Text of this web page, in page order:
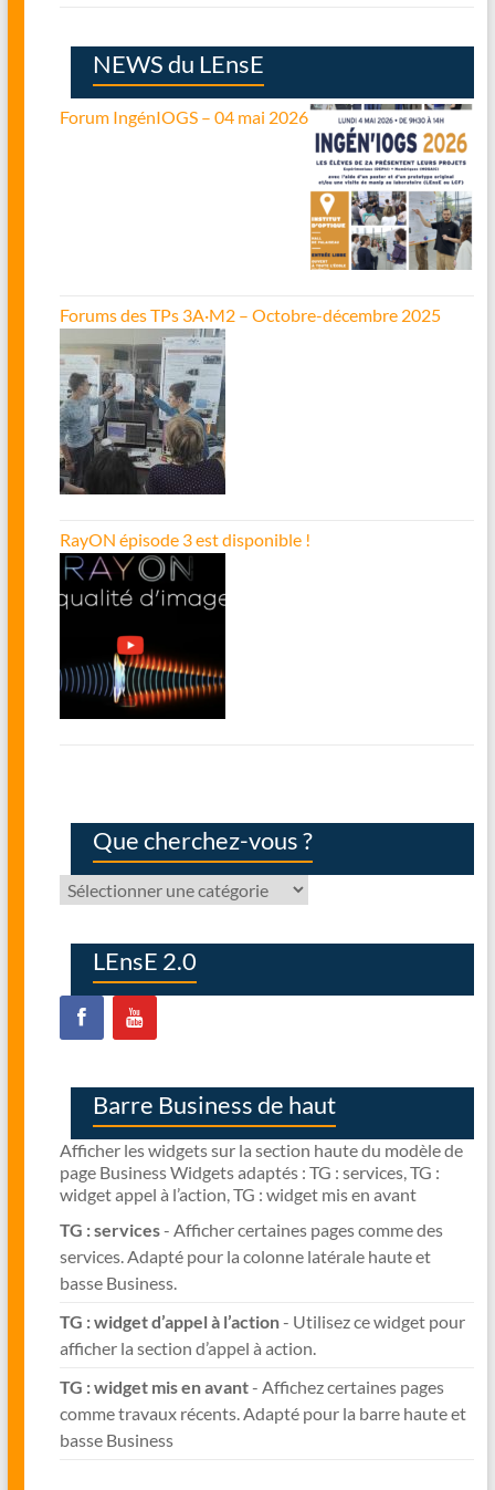
NEWS du LEnsE
Forum IngénIOGS – 04 mai 2026
Forums des TPs 3A·M2 – Octobre-décembre 2025
RayON épisode 3 est disponible !
Que cherchez-vous ?
Que
cherchez-
LEnsE 2.0
Barre Business de haut
Afficher les widgets sur la section haute du modèle de
page Business Widgets adaptés : TG : services, TG :
widget appel à l’action, TG : widget mis en avant
TG : services- Afficher certaines pages comme des
services. Adapté pour la colonne latérale haute et
basse Business.
TG : widget d’appel à l’action- Utilisez ce widget pour
afficher la section d’appel à action.
TG : widget mis en avant- Affichez certaines pages
comme travaux récents. Adapté pour la barre haute et
basse Business